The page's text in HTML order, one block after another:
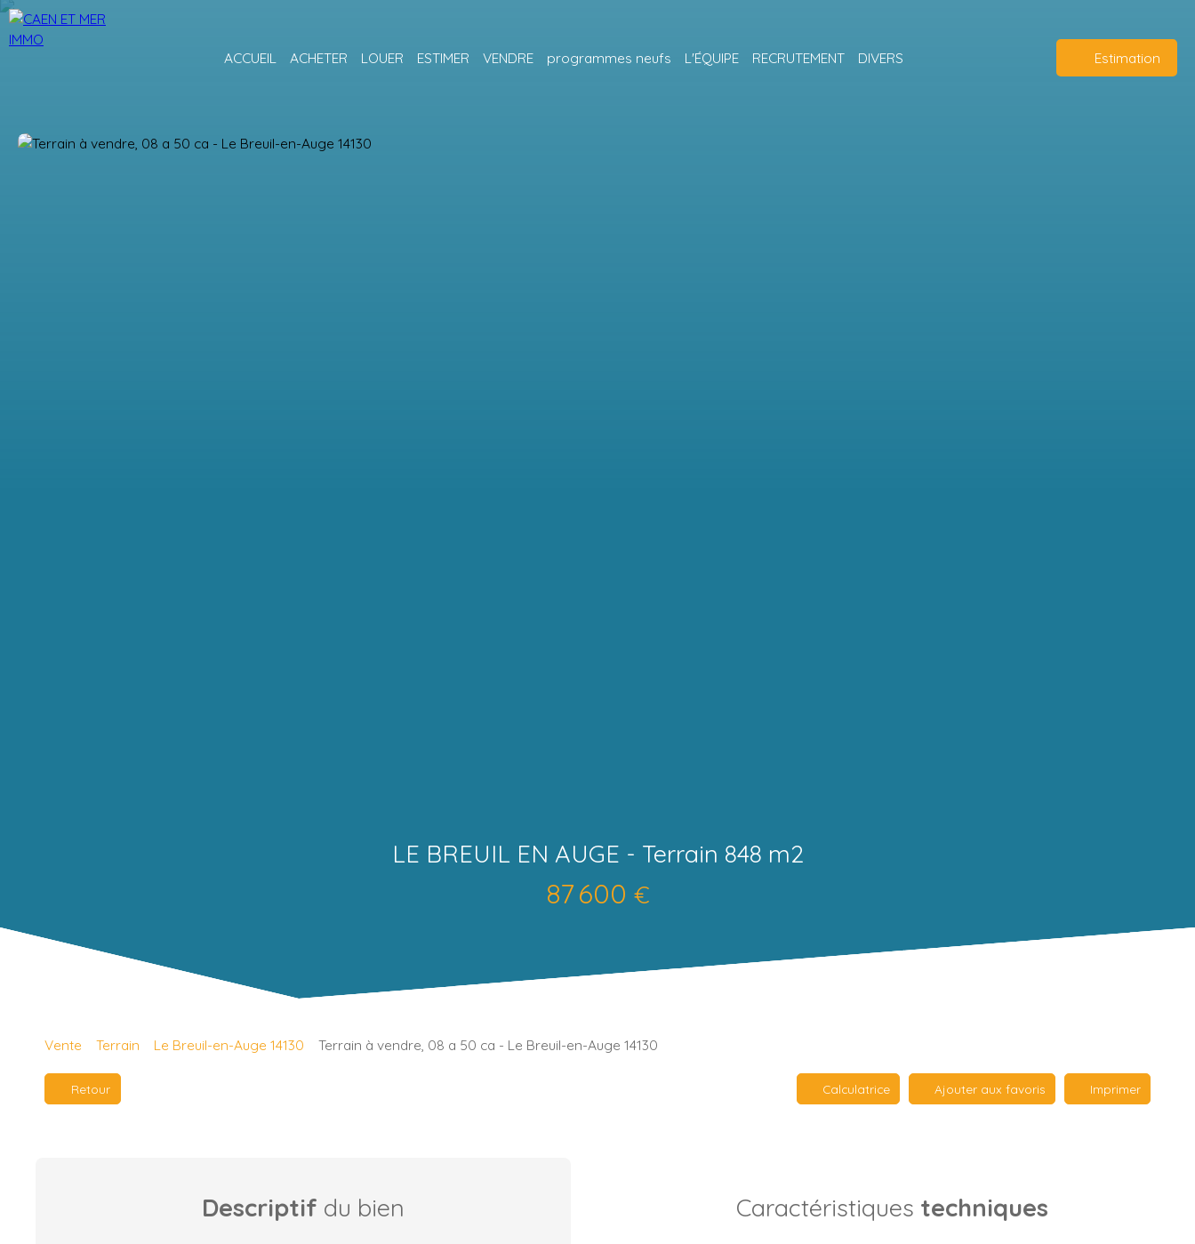
ACCUEIL ACHETER LOUER ESTIMER VENDRE programmes neufs L'ÉQUIPE RECRUTEMENT DIVERS Estimation
LE BREUIL EN AUGE - Terrain 848 m2
87 600 €
Vente Terrain Le Breuil-en-Auge 14130 Terrain à vendre, 08 a 50 ca - Le Breuil-en-Auge 14130
Retour Calculatrice Ajouter aux favoris Imprimer
Descriptif du bien Caractéristiques techniques